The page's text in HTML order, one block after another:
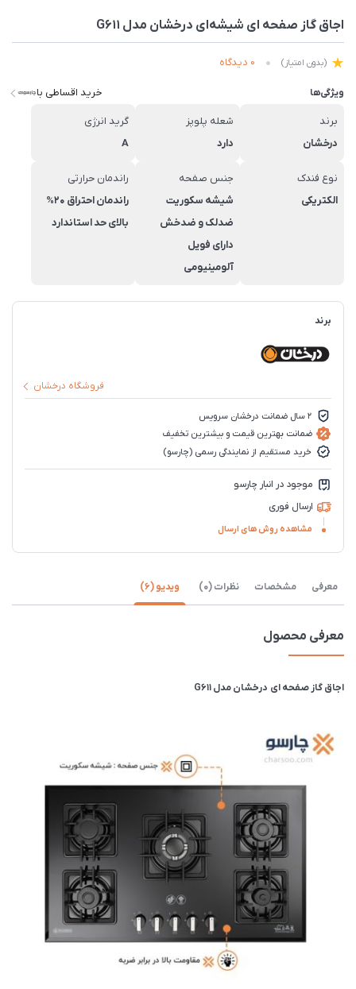
اجاق گاز صفحه ای شیشه‌ای درخشان مدل G611
(بدون امتیاز) 0 دیدگاه
ویژگی‌ها خرید اقساطی با
برند
درخشان
شعله پلوپز
دارد
گرید انرژی
A
نوع فندک
الکتریکی
جنس صفحه
شیشه سکوریت
ضدلک و ضدخش
دارای فویل
آلومینیومی
راندمان حرارتی
راندمان احتراق 20%
بالای حد استاندارد
برند
فروشگاه درخشان
2 سال ضمانت درخشان سرویس
ضمانت بهترین قیمت و بیشترین تخفیف
خرید مستقیم از نمایندگی رسمی (چارسو)
موجود در انبار چارسو
ارسال فوری
مشاهده روش های ارسال
معرفی مشخصات نظرات (0) ویدیو (6)
معرفی محصول
اجاق گاز صفحه ای درخشان مدل G611